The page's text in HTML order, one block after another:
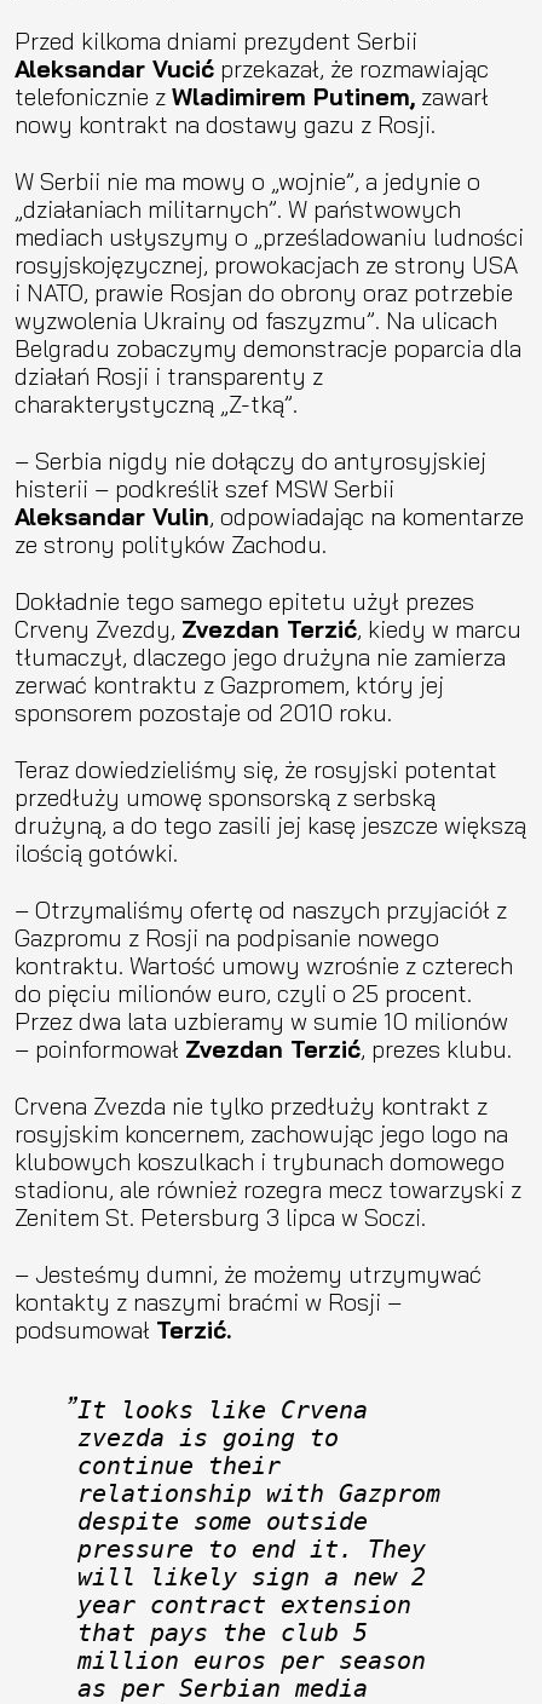
Przed kilkoma dniami prezydent Serbii
Aleksandar Vucić przekazał, że rozmawiając
telefonicznie z Wladimirem Putinem, zawarł
nowy kontrakt na dostawy gazu z Rosji.
W Serbii nie ma mowy o „wojnie”, a jedynie o
„działaniach militarnych”. W państwowych
mediach usłyszymy o „prześladowaniu ludności
rosyjskojęzycznej, prowokacjach ze strony USA
i NATO, prawie Rosjan do obrony oraz potrzebie
wyzwolenia Ukrainy od faszyzmu”. Na ulicach
Belgradu zobaczymy demonstracje poparcia dla
działań Rosji i transparenty z
charakterystyczną „Z-tką”.
– Serbia nigdy nie dołączy do antyrosyjskiej
histerii – podkreślił szef MSW Serbii
Aleksandar Vulin, odpowiadając na komentarze
ze strony polityków Zachodu.
Dokładnie tego samego epitetu użył prezes
Crveny Zvezdy, Zvezdan Terzić, kiedy w marcu
tłumaczył, dlaczego jego drużyna nie zamierza
zerwać kontraktu z Gazpromem, który jej
sponsorem pozostaje od 2010 roku.
Teraz dowiedzieliśmy się, że rosyjski potentat
przedłuży umowę sponsorską z serbską
drużyną, a do tego zasili jej kasę jeszcze większą
ilością gotówki.
– Otrzymaliśmy ofertę od naszych przyjaciół z
Gazpromu z Rosji na podpisanie nowego
kontraktu. Wartość umowy wzrośnie z czterech
do pięciu milionów euro, czyli o 25 procent.
Przez dwa lata uzbieramy w sumie 10 milionów
– poinformował Zvezdan Terzić, prezes klubu.
Crvena Zvezda nie tylko przedłuży kontrakt z
rosyjskim koncernem, zachowując jego logo na
klubowych koszulkach i trybunach domowego
stadionu, ale również rozegra mecz towarzyski z
Zenitem St. Petersburg 3 lipca w Soczi.
– Jesteśmy dumni, że możemy utrzymywać
kontakty z naszymi braćmi w Rosji –
podsumował Terzić.
It looks like Crvena
zvezda is going to
continue their
relationship with Gazprom
despite some outside
pressure to end it. They
will likely sign a new 2
year contract extension
that pays the club 5
million euros per season
as per Serbian media